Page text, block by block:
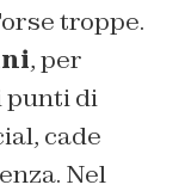
troppe.
, per
punti di
cade
Nel